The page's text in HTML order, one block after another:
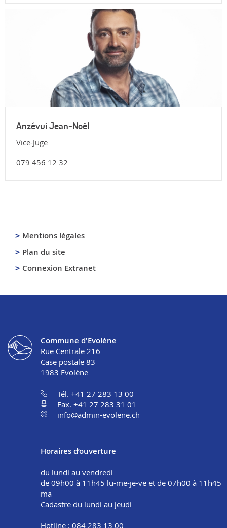
Anzévui Jean-Noël
Vice-Juge
079 456 12 32
Mentions légales
Plan du site
Connexion Extranet
Commune d'Evolène
Rue Centrale 216
Case postale 83
1983 Evolène
Tél. +41 27 283 13 00
Fax. +41 27 283 31 01
info@admin-evolene.ch
Horaires d’ouverture
du lundi au vendredi
de 09h00 à 11h45 lu-me-je-ve et de 07h00 à 11h45
ma
Cadastre du lundi au jeudi
Hotline : 084 283 13 00